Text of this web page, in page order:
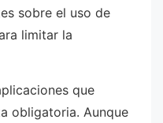
sobre el uso de
limitar la
que
obligatoria. Aunque